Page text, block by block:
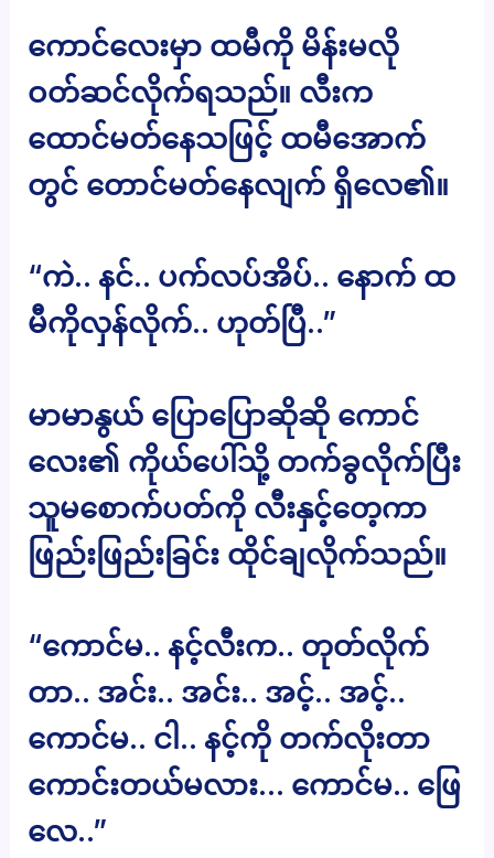
ကောင်လေးမှာ ထမီကို မိန်းမလို
ဝတ်ဆင်လိုက်ရသည်။ လီးက
ထောင်မတ်နေသဖြင့် ထမီအောက်
တွင် တောင်မတ်နေလျက် ရှိလေ၏။
“ကဲ.. နင်.. ပက်လပ်အိပ်.. နောက် ထ
မီကိုလှန်လိုက်.. ဟုတ်ပြီ..”
မာမာနွယ် ပြောပြောဆိုဆို ကောင်
လေး၏ ကိုယ်ပေါ်သို့ တက်ခွလိုက်ပြီး
သူမစောက်ပတ်ကို လီးနှင့်တေ့ကာ
ဖြည်းဖြည်းခြင်း ထိုင်ချလိုက်သည်။
“ကောင်မ.. နင့်လီးက.. တုတ်လိုက်
တာ.. အင်း.. အင်း.. အင့်.. အင့်..
ကောင်မ.. ငါ.. နင့်ကို တက်လိုးတာ
ကောင်းတယ်မလား… ကောင်မ.. ဖြေ
လေ..”